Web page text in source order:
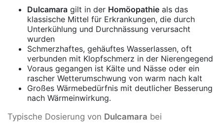
Dulcamara gilt in der Homöopathie als das
klassische Mittel für Erkrankungen, die durch
Unterkühlung und Durchnässung verursacht
wurden
Schmerzhaftes, gehäuftes Wasserlassen, oft
verbunden mit Klopfschmerz in der Nierengegend
Voraus gegangen ist Kälte und Nässe oder ein
rascher Wetterumschwung von warm nach kalt
Großes Wärmebedürfnis mit deutlicher Besserung
nach Wärmeinwirkung.
Typische Dosierung von Dulcamara bei